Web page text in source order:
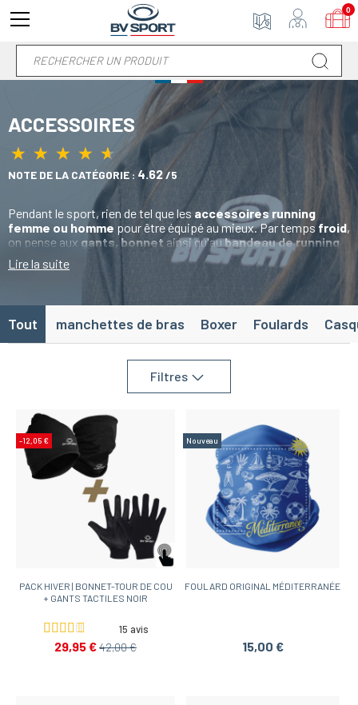
ACCESSOIRES
★ ★ ★ ★ ★
★ ★ ★ ★ ★
NOTE DE LA CATÉGORIE : 4.62/5
Pendant le sport, rien de tel que les accessoires running
femme ou homme pour être équipé au mieux. Par tempsfroid,
on pense aux gants, bonnet ainsi qu'aubandeau de running
pour se
protéger du froid . Enété , on opte pour lacasquette
visière,headband soleil. Côtésécurité
pluieou dans le
brassards smartphones réfléchissants
Lire la suite
Tout manchettes de bras Boxer Foulards
Filtres
-12,05 €
PACK HIVER | BONNET-TOUR DE COU
+ GANTS TACTILES NOIR
15 avis
29,95 €42,00 €
Nouveau
FOULARD ORIGINAL MÉDITERRANÉE
15,00 €
0